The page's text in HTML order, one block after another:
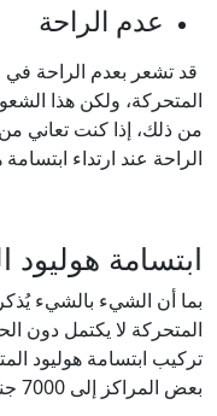
عدم الراحة
قد تشعر بعدم الراحة في
المتحركة، ولكن هذا
من ذلك، إذا كنت تعاني
الراحة عند ارتداء
ابتسامة
بما أن الشيء بالشيء
المتحركة لا يكتمل دون
بعض المراكز إلى 7000 جنيه.